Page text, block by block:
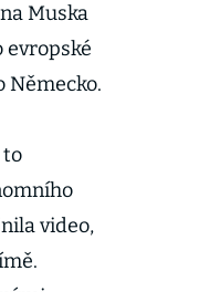
Muska
evropské
to
video,